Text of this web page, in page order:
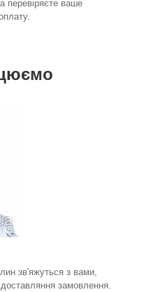
перевіряєте ваше
зв'яжуться з вами,
замовлення.